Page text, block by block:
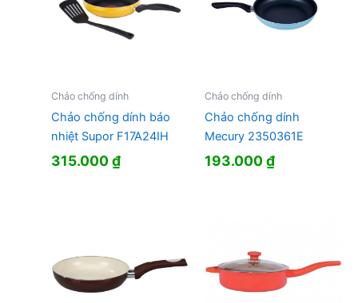
Chảo chống dính
Chảo chống dính báo
nhiệt Supor F17A24IH
315.000₫
Chảo chống dính
Chảo chống dính
Mecury 2350361E
193.000₫